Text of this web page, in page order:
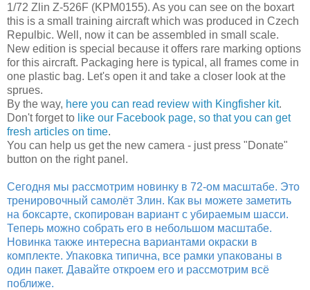
1/72 Zlin Z-526F (KPM0155). As you can see on the boxart
this is a small training aircraft which was produced in Czech
Repulbic. Well, now it can be assembled in small scale.
New edition is special because it offers rare marking options
for this aircraft. Packaging here is typical, all frames come in
one plastic bag. Let's open it and take a closer look at the
sprues.
By the way, here you can read review with Kingfisher kit.
Don't forget to like our Facebook page, so that you can get
fresh articles on time.
You can help us get the new camera - just press "Donate"
button on the right panel.
Сегодня мы рассмотрим новинку в 72-ом масштабе. Это
тренировочный самолёт Злин. Как вы можете заметить
на боксарте, скопирован вариант с убираемым шасси.
Теперь можно собрать его в небольшом масштабе.
Новинка также интересна вариантами окраски в
комплекте. Упаковка типична, все рамки упакованы в
один пакет. Давайте откроем его и рассмотрим всё
поближе.